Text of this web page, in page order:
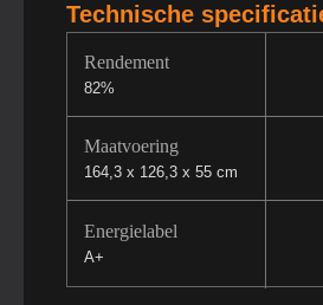
Technische
Rendement
82%
Maatvoering
164,3 x 126,3 x 55 cm
Energielabel
A+